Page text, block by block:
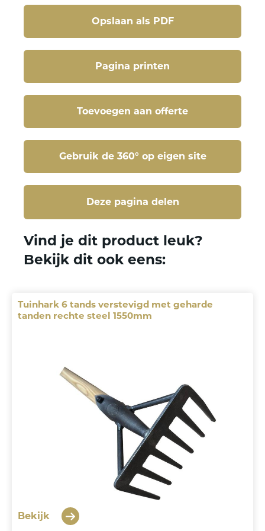
Opslaan als PDF
Pagina printen
Toevoegen aan offerte
Gebruik de 360° op eigen site
Deze pagina delen
Deze pagina delen
Vind je dit product leuk?
Bekijk dit ook eens:
Tuinhark 6 tands verstevigd met geharde
tanden rechte steel 1550mm
Bekijk